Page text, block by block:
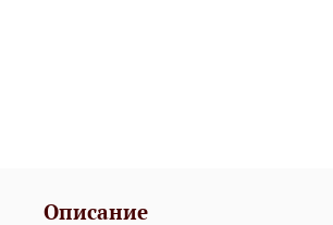
Описание